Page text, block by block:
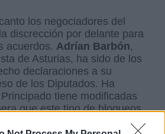
los negociadores del
discrección por delante para
acuerdos. Adrían Barbón,
de Asturias, ha sido de los
declaraciones a su
de los Diputados. Ha
tiene modificadas
que este tipo de bloqueos
y por eso ha pedido al